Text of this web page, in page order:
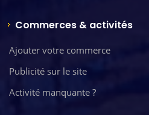
Commerces & activités
Ajouter votre commerce
Publicité sur le site
Activité manquante ?